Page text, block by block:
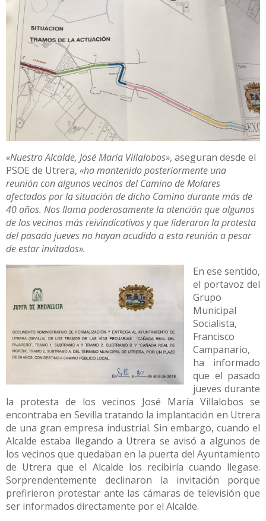
«Nuestro Alcalde, José María Villalobos», aseguran desde el
PSOE de Utrera, «ha mantenido posteriormente una
reunión con algunos vecinos del Camino de Molares
afectados por la situación de dicho Camino durante más de
40 años. Nos llama poderosamente la atención que algunos
de los vecinos más reivindicativos y que lideraron la protesta
del pasado jueves no hayan acudido a esta reunión a pesar
de estar invitados».
En ese sentido,
el portavoz del
Grupo
Municipal
Socialista,
Francisco
Campanario,
ha informado
que el pasado
jueves durante
la protesta de los vecinos José María Villalobos se
encontraba en Sevilla tratando la implantación en Utrera
de una gran empresa industrial. Sin embargo, cuando el
Alcalde estaba llegando a Utrera se avisó a algunos de
los vecinos que quedaban en la puerta del Ayuntamiento
de Utrera que el Alcalde los recibiría cuando llegase.
Sorprendentemente declinaron la invitación porque
prefirieron protestar ante las cámaras de televisión que
ser informados directamente por el Alcalde.